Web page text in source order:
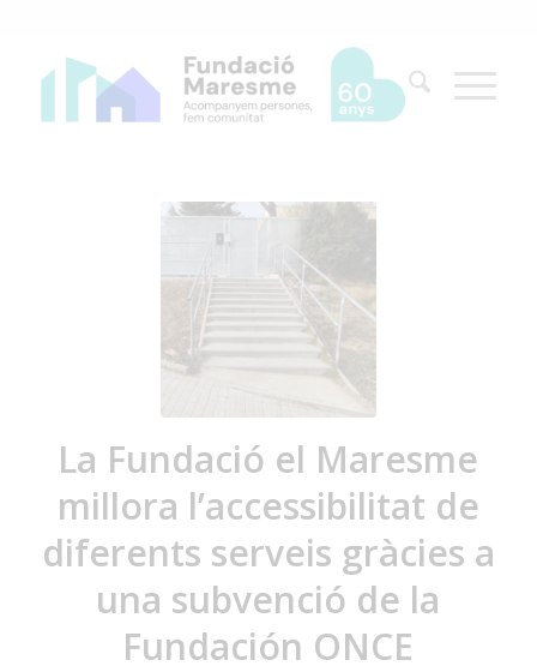
La Fundació el Maresme
millora l’accessibilitat de
diferents serveis gràcies a
una subvenció de la
Fundación ONCE